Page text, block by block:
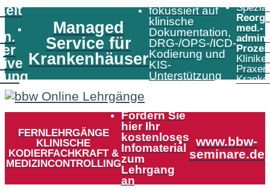
Managed
Service für
Krankenhäuser
fokussiert auf
klinische
Dokumentation,
DRG-/OPS-/ICD-
Kodierung und
KIS-
Unterstützung
med.-
FERNLEHRGÄNGE
KLINISCHE
KODIERFACHKRAFT &
MEDIZINCONTROLLING
Fordern Sie
hier Ihr
kostenloses
Infomaterial
zum
Lehrgang
an
www.bbw-
seminare.de